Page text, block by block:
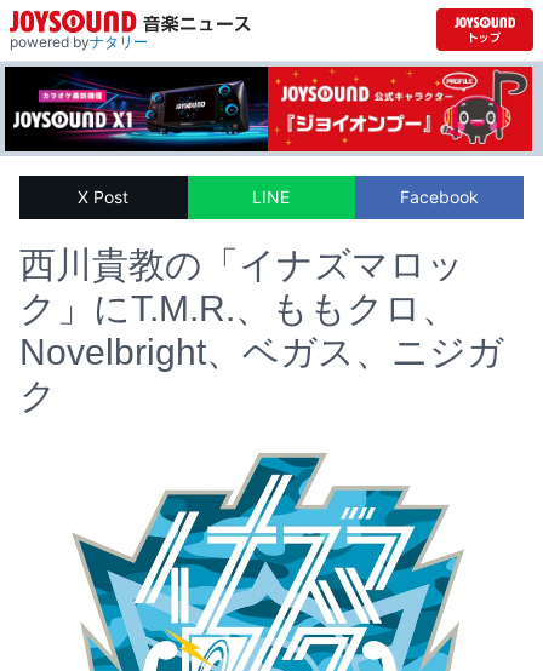
powered byナタリー
X Post LINE Facebook
西川貴教の「イナズマロッ
ク」にT.M.R.、ももクロ、
Novelbright、ベガス、ニジガ
ク